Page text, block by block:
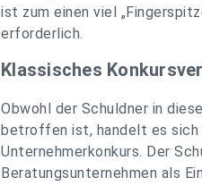
ist zum einen viel
erforderlich.
Klassisches
Obwohl der Schuldner in
betroffen ist, handelt es sich
Unternehmerkonkurs. Der
Beratungsunternehmen als